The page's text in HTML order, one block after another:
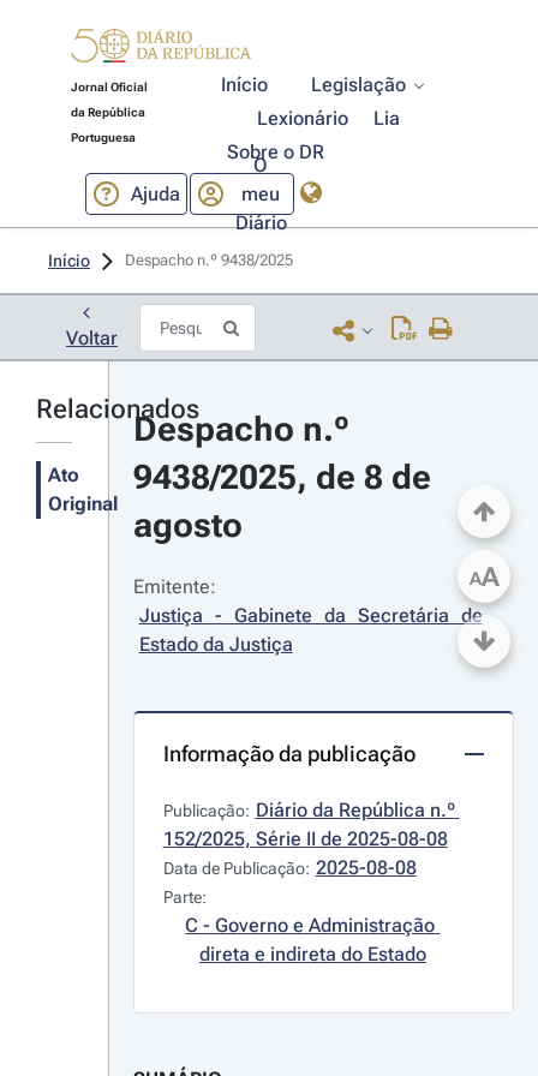
Jornal Oficial
da República
Portuguesa
Início
Legislação
Lexionário
Lia
Sobre o DR
Ajuda
O
meu
Diário
Início Despacho n.º 9438/2025
Voltar
Relacionados
Ato
Original
Despacho n.º
9438/2025, de 8 de
agosto
Emitente:
Justiça - Gabinete da Secretária de
Estado da Justiça
Informação da publicação
Publicação: Diário da República n.º
152/2025, Série II de 2025-08-08
Data de Publicação: 2025-08-08
Parte:
C - Governo e Administração
direta e indireta do Estado
AA